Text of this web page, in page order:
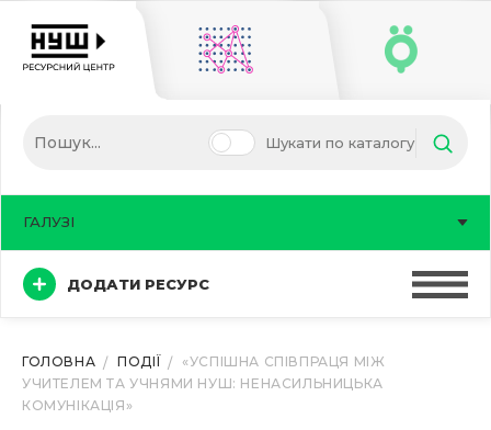
Шукати по каталогу
ДОДАТИ РЕСУРС
ГАЛУЗІ
ГОЛОВНА ПОДІЇ
«УСПІШНА СПІВПРАЦЯ МІЖ
УЧИТЕЛЕМ ТА УЧНЯМИ НУШ: НЕНАСИЛЬНИЦЬКА
КОМУНІКАЦІЯ»